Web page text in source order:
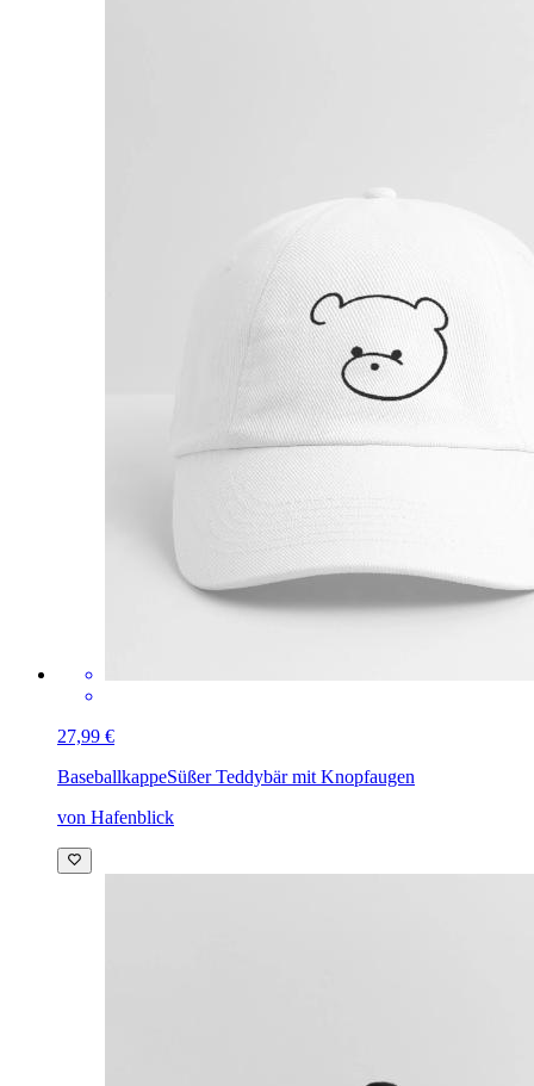
27,99 €
BaseballkappeSüßer Teddybär mit Knopfaugen
von Hafenblick